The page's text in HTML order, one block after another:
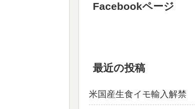
Facebookページ
最近の投稿
米国産生食イモ輸入解禁